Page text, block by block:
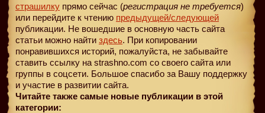
страшилку прямо сейчас (регистрация не требуется)
или перейдите к чтению предыдущей/следующей
публикации. Не вошедшие в основную часть сайта
статьи можно найти здесь. При копировании
понравившихся историй, пожалуйста, не забывайте
ставить ссылку на strashno.com со своего сайта или
группы в соцсети. Большое спасибо за Вашу поддержку
и участие в развитии сайта.
Читайте также самые новые публикации в этой
категории: